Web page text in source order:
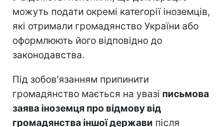
можуть подати окремі категорії іноземців,
які отримали громадянство України або
оформлюють його відповідно до
законодавства.
Під зобов'язанням припинити
громадянство мається на увазі письмова
заява іноземця про відмову від
громадянства іншої держави після